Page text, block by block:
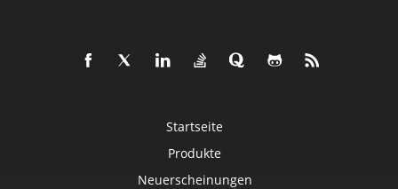
Startseite
Produkte
Neuerscheinungen